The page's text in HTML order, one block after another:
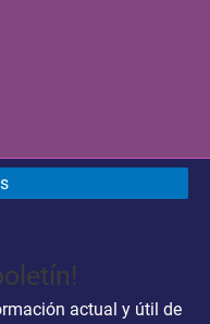
actual y útil de